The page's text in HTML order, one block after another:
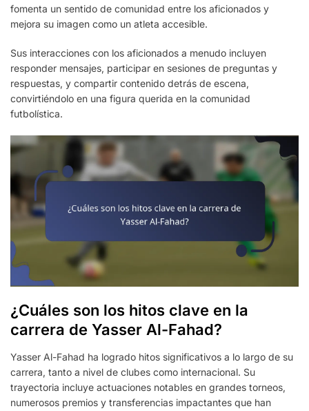
fomenta un sentido de comunidad entre los aficionados y
mejora su imagen como un atleta accesible.
Sus interacciones con los aficionados a menudo incluyen
responder mensajes, participar en sesiones de preguntas y
respuestas, y compartir contenido detrás de escena,
convirtiéndolo en una figura querida en la comunidad
futbolística.
¿Cuáles son los hitos clave en la
carrera de Yasser Al-Fahad?
Yasser Al-Fahad ha logrado hitos significativos a lo largo de su
carrera, tanto a nivel de clubes como internacional. Su
trayectoria incluye actuaciones notables en grandes torneos,
numerosos premios y transferencias impactantes que han